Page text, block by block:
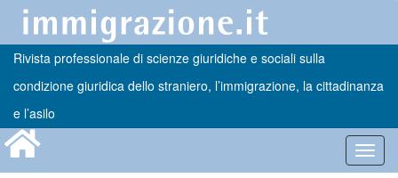
Rivista professionale di scienze giuridiche e sociali sulla
condizione giuridica dello straniero, l’immigrazione, la cittadinanza
e l’asilo